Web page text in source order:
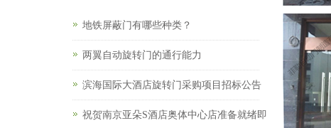
地铁屏蔽门有哪些种类？
两翼自动旋转门的通行能力
滨海国际大酒店旋转门采购项目招标公告
祝贺南京亚朵S酒店奥体中心店准备就绪即